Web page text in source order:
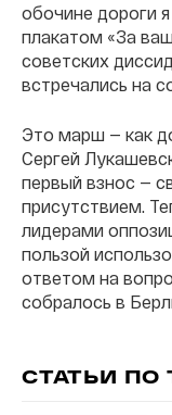
обочине дороги
плакатом «За
советских
встречались на
Это марш — как
Сергей
первый взнос —
присутствием.
лидерами
пользой
ответом на
собралось в
СТАТЬИ ПО